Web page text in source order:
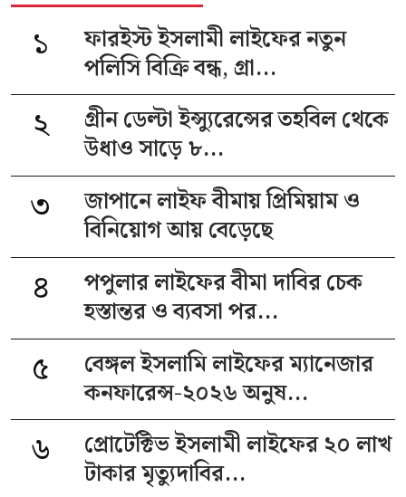
১
ফারইস্ট ইসলামী লাইফের নতুন
পলিসি বিক্রি বন্ধ, গ্রা...
২
গ্রীন ডেল্টা ইন্স্যুরেন্সের তহবিল থেকে
উধাও সাড়ে ৮...
৩
জাপানে লাইফ বীমায় প্রিমিয়াম ও
বিনিয়োগ আয় বেড়েছে
৪
পপুলার লাইফের বীমা দাবির চেক
হস্তান্তর ও ব্যবসা পর...
৫
বেঙ্গল ইসলামি লাইফের ম্যানেজার
কনফারেন্স-২০২৬ অনুষ...
৬
প্রোটেক্টিভ ইসলামী লাইফের ২০ লাখ
টাকার মৃত্যুদাবির...